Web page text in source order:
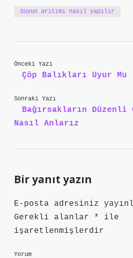
Suyun arıtımı nasıl yapılır
Önceki Yazı
Çöp Balıkları Uyur Mu
Sonraki Yazı
Bağırsakların Düzenli
Nasıl Anlarız
Bir yanıt yazın
E-posta adresiniz
Gerekli alanlar
*
ile
işaretlenmişlerdir
Yorum